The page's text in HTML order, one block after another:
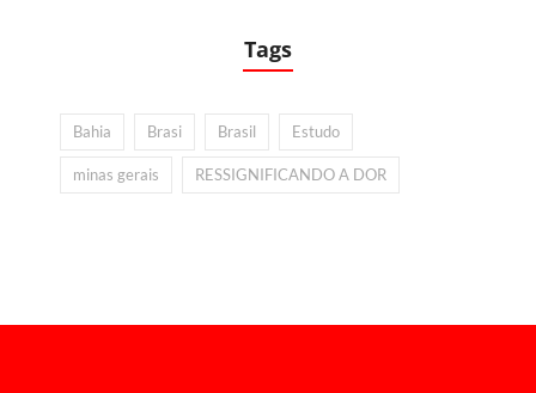
Tags
Bahia Brasi Brasil Estudo
minas gerais RESSIGNIFICANDO A DOR